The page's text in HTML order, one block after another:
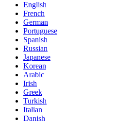
English
French
German
Portuguese
Spanish
Russian
Japanese
Korean
Arabic
Irish
Greek
Turkish
Italian
Danish